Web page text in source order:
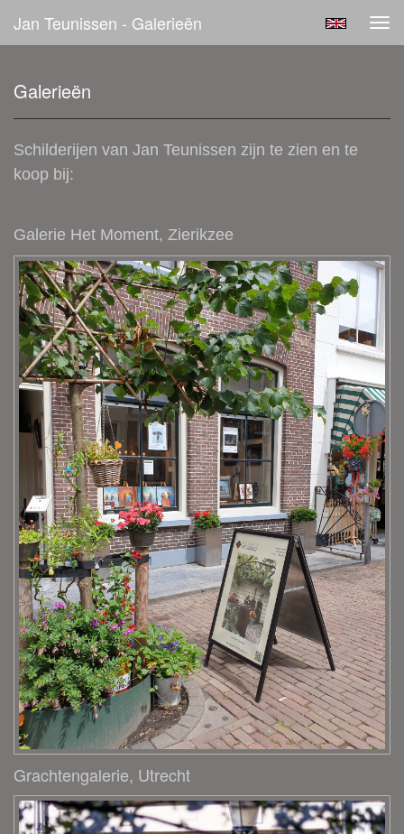
Jan Teunissen - Galerieën
Galerieën
Schilderijen van Jan Teunissen zijn te zien en te
koop bij:
Galerie Het Moment, Zierikzee
Grachtengalerie, Utrecht